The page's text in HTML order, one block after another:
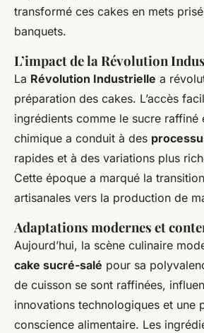
transformé ces cakes en mets
banquets.
L’impact de la Révolution
La Révolution Industrielle a
préparation des cakes. L’accès
ingrédients comme le sucre raffiné
chimique a conduit à des
rapides et à des variations plus
Cette époque a marqué la
artisanales vers la production de
Adaptations modernes et
Aujourd’hui, la scène culinaire
cake sucré-salé pour sa
de cuisson se sont raffinées,
innovations technologiques et une
conscience alimentaire. Les